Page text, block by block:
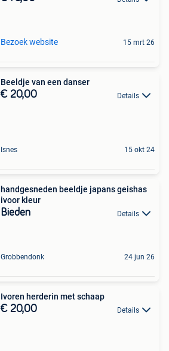
Bezoek website 15 mrt 26
Beeldje van een danser
€ 20,00 Details
Isnes 15 okt 24
handgesneden beeldje japans geishas
ivoor kleur
Bieden Details
Grobbendonk 24 jun 26
Ivoren herderin met schaap
€ 20,00 Details